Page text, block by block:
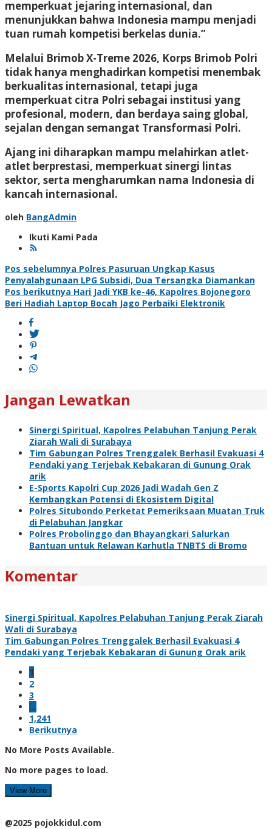
memperkuat jejaring internasional, dan
menunjukkan bahwa Indonesia mampu menjadi
tuan rumah kompetisi berkelas dunia.”
Melalui Brimob X-Treme 2026, Korps Brimob Polri
tidak hanya menghadirkan kompetisi menembak
berkualitas internasional, tetapi juga
memperkuat citra Polri sebagai institusi yang
profesional, modern, dan berdaya saing global,
sejalan dengan semangat Transformasi Polri.
Ajang ini diharapkan mampu melahirkan atlet-
atlet berprestasi, memperkuat sinergi lintas
sektor, serta mengharumkan nama Indonesia di
kancah internasional.
oleh BangAdmin
Ikuti Kami Pada
Navigasi
pos
Pos sebelumnya Polres Pasuruan Ungkap Kasus
Penyalahgunaan LPG Subsidi, Dua Tersangka Diamankan
Pos berikutnya Hari Jadi YKB ke-46, Kapolres Bojonegoro
Beri Hadiah Laptop Bocah Jago Perbaiki Elektronik
Jangan Lewatkan
Sinergi Spiritual, Kapolres Pelabuhan Tanjung Perak
Ziarah Wali di Surabaya
Tim Gabungan Polres Trenggalek Berhasil Evakuasi 4
Pendaki yang Terjebak Kebakaran di Gunung Orak
arik
E-Sports Kapolri Cup 2026 Jadi Wadah Gen Z
Kembangkan Potensi di Ekosistem Digital
Polres Situbondo Perketat Pemeriksaan Muatan Truk
di Pelabuhan Jangkar
Polres Probolinggo dan Bhayangkari Salurkan
Bantuan untuk Relawan Karhutla TNBTS di Bromo
Komentar
Sinergi Spiritual, Kapolres Pelabuhan Tanjung Perak Ziarah
Wali di Surabaya
Tim Gabungan Polres Trenggalek Berhasil Evakuasi 4
Pendaki yang Terjebak Kebakaran di Gunung Orak arik
1
2
3
…
1,241
Berikutnya
No More Posts Available.
No more pages to load.
View More
@2025 pojokkidul.com